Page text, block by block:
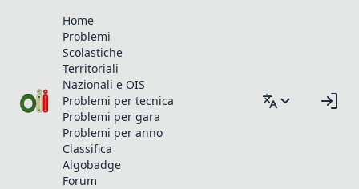
Home
Problemi
Scolastiche
Territoriali
Nazionali e OIS
Problemi per tecnica
Problemi per gara
Problemi per anno
Classifica
Algobadge
Forum